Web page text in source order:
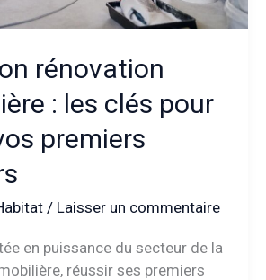
rénovation
: les clés pour
premiers
/ Laisser un commentaire
en puissance du secteur de la
réussir ses premiers